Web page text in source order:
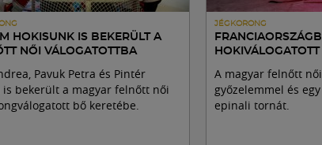
HOKISUNK IS BEKERÜLT A
NŐI VÁLOGATOTTBA
Pavuk Petra és Pintér
is bekerült a magyar felnőtt női
bő keretébe.
JÉGKORONG
HOKIVÁLOGATOTT
A magyar felnőtt
győzelemmel és
epinali tornát.